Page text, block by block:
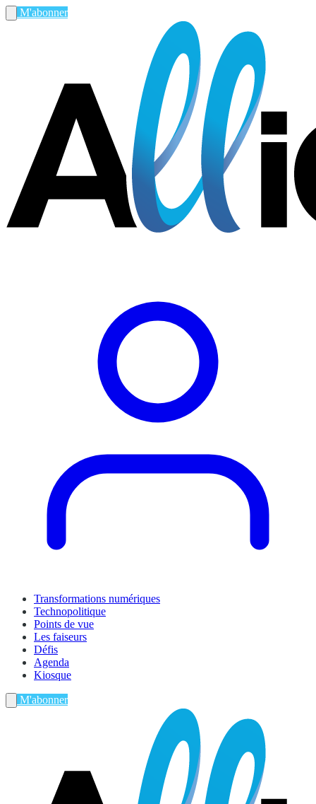
M'abonner
Transformations numériques
Technopolitique
Points de vue
Les faiseurs
Défis
Agenda
Kiosque
M'abonner